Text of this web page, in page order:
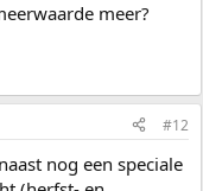
meer?
#12
nog een speciale